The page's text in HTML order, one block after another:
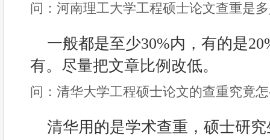
问：河南理工大学工程硕士论文查重是多
一般都是至少30%内，有的是
有。尽量把文章比例改低。
问：清华大学工程硕士论文的查重究竟
清华用的是学术查重，硕士研